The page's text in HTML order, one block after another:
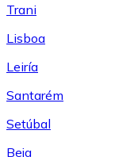
Trani
Lisboa
Leiría
Santarém
Setúbal
Beja